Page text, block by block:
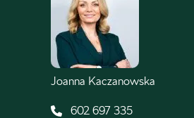
Joanna Kaczanowska
602 697 335